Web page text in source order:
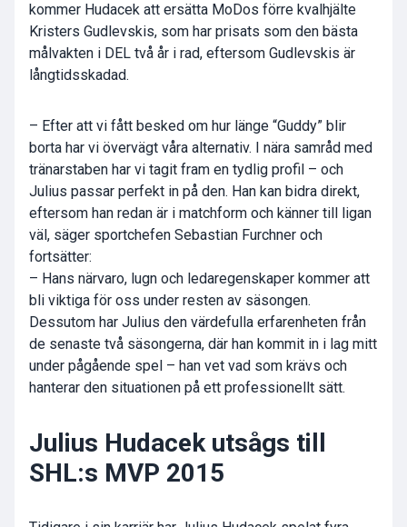
kommer Hudacek att ersätta MoDos förre kvalhjälte
Kristers Gudlevskis, som har prisats som den bästa
målvakten i DEL två år i rad, eftersom Gudlevskis är
långtidsskadad.
– Efter att vi fått besked om hur länge “Guddy” blir
borta har vi övervägt våra alternativ. I nära samråd med
tränarstaben har vi tagit fram en tydlig profil – och
Julius passar perfekt in på den. Han kan bidra direkt,
eftersom han redan är i matchform och känner till ligan
väl, säger sportchefen Sebastian Furchner och
fortsätter:
– Hans närvaro, lugn och ledaregenskaper kommer att
bli viktiga för oss under resten av säsongen.
Dessutom har Julius den värdefulla erfarenheten från
de senaste två säsongerna, där han kommit in i lag mitt
under pågående spel – han vet vad som krävs och
hanterar den situationen på ett professionellt sätt.
Julius Hudacek utsågs till
SHL:s MVP 2015